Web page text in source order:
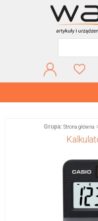
Grupa: Strona główna